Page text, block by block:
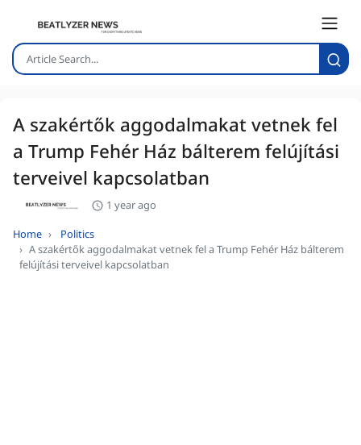
A szakértők aggodalmakat vetnek fel
a Trump Fehér Ház bálterem felújítási
terveivel kapcsolatban
1 year ago
Home
Politics
A szakértők aggodalmakat vetnek fel a Trump Fehér Ház bálterem
felújítási terveivel kapcsolatban